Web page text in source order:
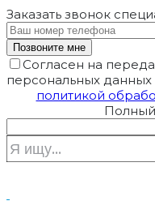
Заказать звонок
Согласен на
персональных данных
политикой
Полный